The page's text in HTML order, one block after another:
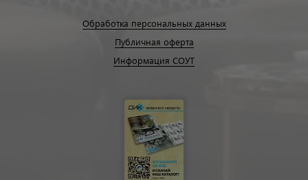
Обработка персональных данных
Публичная оферта
Информация СОУТ